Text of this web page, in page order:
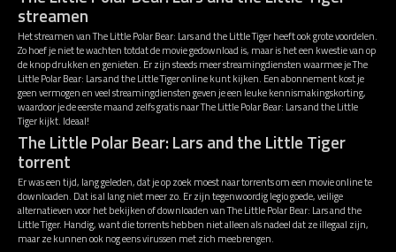
streamen
Het streamen van The Little Polar Bear: Lars and the Little Tiger heeft ook grote voordelen.
Zo hoef je niet te wachten totdat de movie gedownload is, maar is het een kwestie van op
de knop drukken en genieten. Er zijn steeds meer streamingdiensten waarmee je The
Little Polar Bear: Lars and the Little Tiger online kunt kijken. Een abonnement kost je
geen vermogen en veel streamingdiensten geven je een leuke kennismakingskorting,
waardoor je de eerste maand zelfs gratis naar The Little Polar Bear: Lars and the Little
Tiger kijkt. Ideaal!
The Little Polar Bear: Lars and the Little Tiger
torrent
Er was een tijd, lang geleden, dat je op zoek moest naar torrents om een movie online te
downloaden. Dat is al lang niet meer zo. Er zijn tegenwoordig legio goede, veilige
alternatieven voor het bekijken of downloaden van The Little Polar Bear: Lars and the
Little Tiger. Handig, want die torrents hebben niet alleen als nadeel dat ze illegaal zijn,
maar ze kunnen ook nog eens virussen met zich meebrengen.